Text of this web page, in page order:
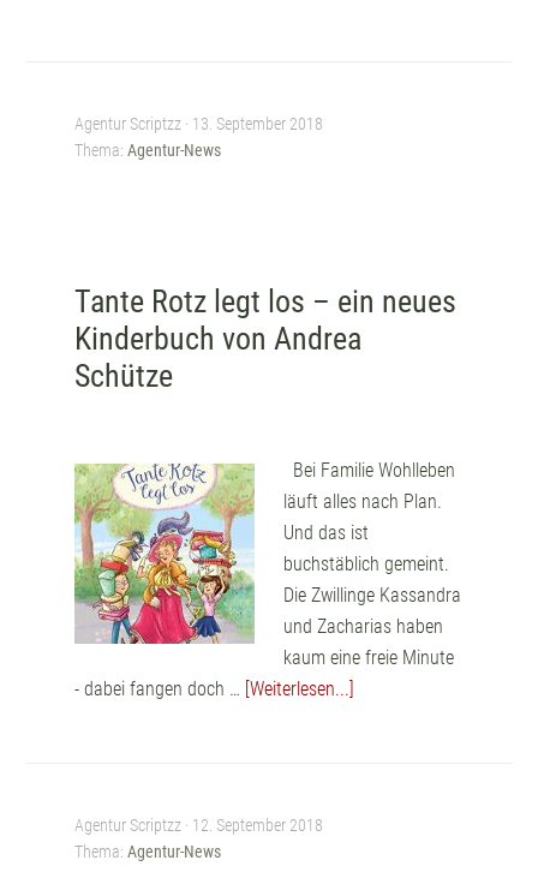
Agentur Scriptzz · 13. September 2018
Thema:Agentur-News
Tante Rotz legt los – ein neues
Kinderbuch von Andrea
Schütze
Bei Familie Wohlleben
läuft alles nach Plan.
Und das ist
buchstäblich gemeint.
Die Zwillinge Kassandra
und Zacharias haben
kaum eine freie Minute
- dabei fangen doch … [Weiterlesen...]
Agentur Scriptzz · 12. September 2018
Thema:Agentur-News